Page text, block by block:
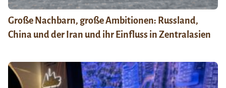
Große Nachbarn, große Ambitionen: Russland,
China und der Iran und ihr Einfluss in Zentralasien